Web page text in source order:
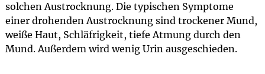
solchen Austrocknung. Die typischen Symptome
einer drohenden Austrocknung sind trockener Mund,
weiße Haut, Schläfrigkeit, tiefe Atmung durch den
Mund. Außerdem wird wenig Urin ausgeschieden.